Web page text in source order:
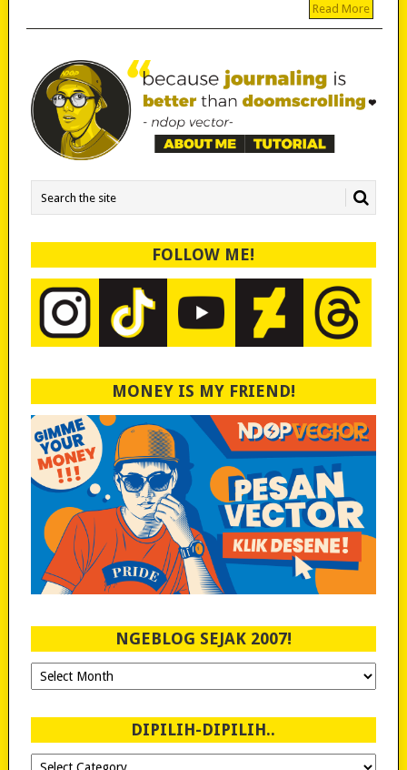
Read More
FOLLOW ME!
MONEY IS MY FRIEND!
NGEBLOG SEJAK 2007!
Ngeblog
Sejak
DIPILIH-DIPILIH..
Dipilih-